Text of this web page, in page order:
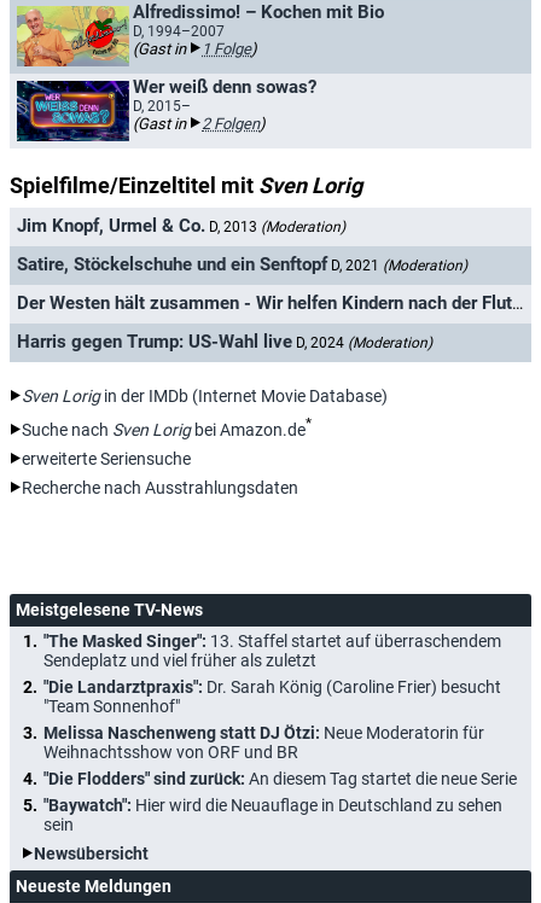
Alfredissimo! – Kochen mit Bio
D, 1994–2007
(Gast in 1 Folge)
Wer weiß denn sowas?
D, 2015–
(Gast in 2 Folgen)
Spielfilme/Einzeltitel mit Sven Lorig
Jim Knopf, Urmel & Co. D, 2013 (Moderation)
Satire, Stöckelschuhe und ein Senftopf D, 2021 (Moderation)
Der Westen hält zusammen - Wir helfen Kindern nach der FlutD,
Harris gegen Trump: US-Wahl live D, 2024 (Moderation)
Sven Lorigin der IMDb (Internet Movie Database)
Suche nach Sven Lorigbei Amazon.de*
erweiterte Seriensuche
Recherche nach Ausstrahlungsdaten
Meistgelesene TV-News
"The Masked Singer": 13. Staffel startet auf überraschendem
Sendeplatz und viel früher als zuletzt
"Die Landarztpraxis": Dr. Sarah König (Caroline Frier) besucht
"Team Sonnenhof"
Melissa Naschenweng statt DJ Ötzi: Neue Moderatorin für
Weihnachtsshow von ORF und BR
"Die Flodders" sind zurück: An diesem Tag startet die neue Serie
"Baywatch": Hier wird die Neuauflage in Deutschland zu sehen
sein
Newsübersicht
Neueste Meldungen